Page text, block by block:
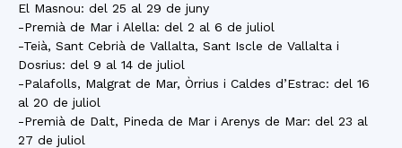
El Masnou: del 25 al 29 de juny
-Premià de Mar i Alella: del 2 al 6 de juliol
-Teià, Sant Cebrià de Vallalta, Sant Iscle de Vallalta i
Dosrius: del 9 al 14 de juliol
-Palafolls, Malgrat de Mar, Òrrius i Caldes d’Estrac: del 16
al 20 de juliol
-Premià de Dalt, Pineda de Mar i Arenys de Mar: del 23 al
27 de juliol